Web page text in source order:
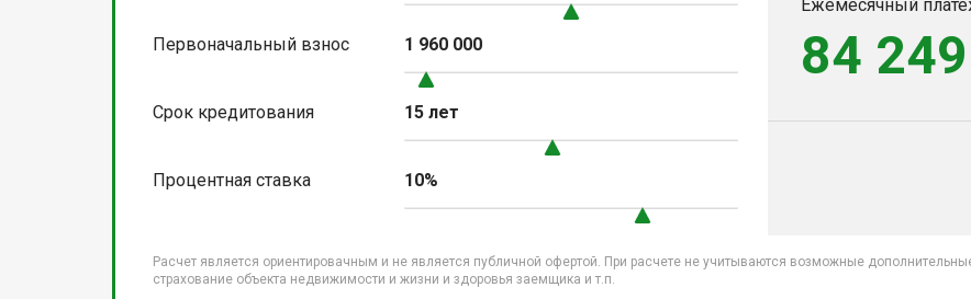
Первоначальный взнос 1 960 000
Срок кредитования 15 лет
Процентная ставка 10%
Ежемесячный
84
Расчет является ориентировачным и не является публичной офертой. При расчете не учитываются возможные
страхование объекта недвижимости и жизни и здоровья заемщика и т.п.